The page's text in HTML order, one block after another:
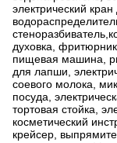
электрический
духовка,
пищевая машина,
для лапши,
соевого молока,
посуда,
тортовая стойка,
косметический
крейсер,